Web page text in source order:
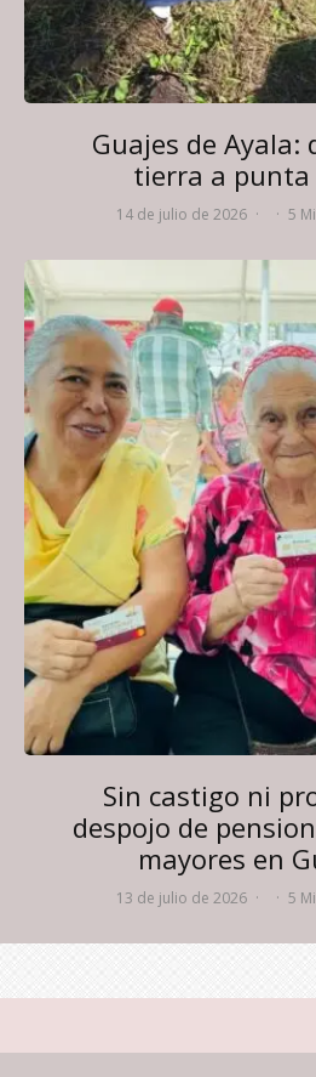
Guajes de Ayala:
tierra a punta
14 de julio de 2026 · · 5
Sin castigo ni
despojo de
mayores en
13 de julio de 2026 · · 5